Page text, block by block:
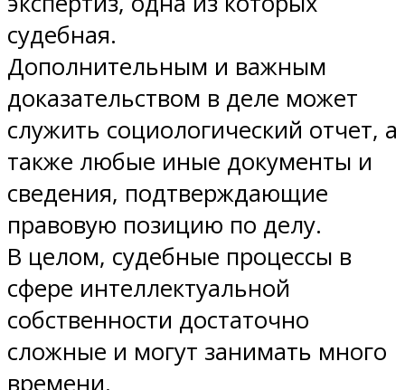
судебная.
Дополнительным и важным
доказательством в деле может
служить социологический отчет, а
также любые иные документы и
сведения, подтверждающие
правовую позицию по делу.
В целом, судебные процессы в
сфере интеллектуальной
собственности достаточно
сложные и могут занимать много
времени.